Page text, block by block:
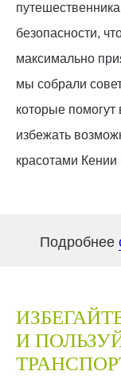
безопасности,
максимально
мы собрали
которые помогут
избежать
красотами
Подробнее
И